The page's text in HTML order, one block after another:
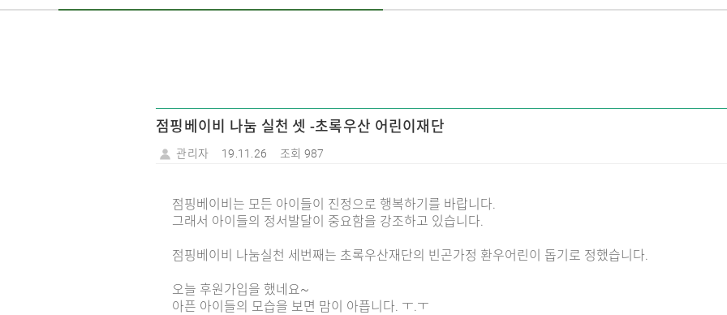
점핑베이비 나눔 실천 셋 -초록우산 어린이재단
관리자 19.11.26 조회 987
점핑베이비는 모든 아이들이 진정으로 행복하기를 바랍니다.
그래서 아이들의 정서발달이 중요함을 강조하고 있습니다.
점핑베이비 나눔실천 세번째는 초록우산재단의 빈곤가정 환우어린이 돕기로 정했습니다.
오늘 후원가입을 했네요~
아픈 아이들의 모습을 보면 맘이 아픕니다. ㅜ.ㅜ